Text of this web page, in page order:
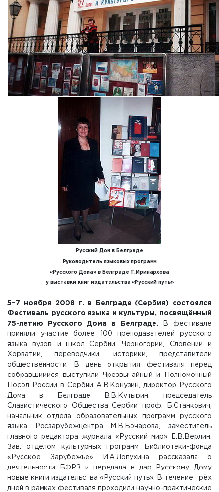
Русский Дом в Белграде
Руководитель языковых программ
«Русского Дома» в Белграде Т.Иринархова
у выставки книг издательства «Русский путь»
5–7 ноября 2008 г. в Белграде (Сербия) состоялся
Фестиваль русского языка и культуры, посвящённый
75-летию Русского Дома в Белграде. В фестивале
приняли участие более 100 преподавателей русского
языка вузов и школ Сербии, Черногории, Словении и
Хорватии, переводчики, историки, представители
общественности. В день открытия фестиваля перед
собравшимися выступили Чрезвычайный и Полномочный
Посол России в Сербии А.В.Конузин, директор Русского
Дома в Белграде В.В.Кутырин, председатель
Славистического Общества Сербии проф. Б.Станкович,
начальник отдела образовательных программ русского
языка Росзарубежцентра М.В.Бочарова, заместитель
главного редактора журнала «Русский мир» Е.В.Верлин.
Зав. отделом культурных программ Библиотеки-фонда
«Русское Зарубежье» И.А.Лопухина рассказала о
деятельности БФРЗ и передала в дар Русскому Дому
новые книги издательства «Русский путь». В течение трёх
дней в рамках фестиваля проходили научно-практические